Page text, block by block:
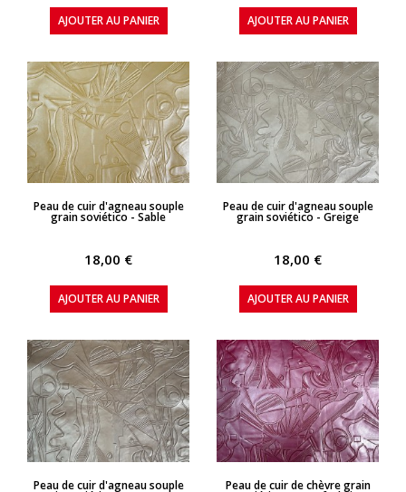
AJOUTER AU PANIER AJOUTER AU PANIER
APERÇU RAPIDE
Peau de cuir d'agneau souple
grain soviético - Sable
18,00 €
AJOUTER AU PANIER
APERÇU RAPIDE
Peau de cuir d'agneau souple
grain soviético - Greige
18,00 €
AJOUTER AU PANIER
APERÇU RAPIDE
Peau de cuir d'agneau souple APERÇU RAPIDE
Peau de cuir de chèvre grain